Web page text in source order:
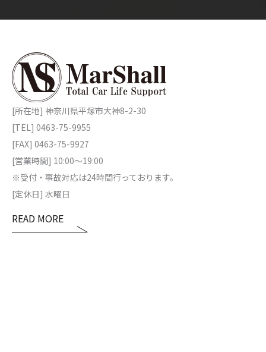
[所在地] 神奈川県平塚市大神8-2-30
[TEL] 0463-75-9955
[FAX] 0463-75-9927
[営業時間] 10:00～19:00
※受付・事故対応は24時間行っております。
[定休日] 水曜日
READ MORE